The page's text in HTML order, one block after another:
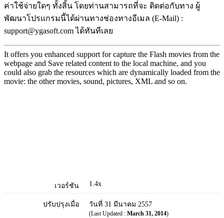
ค่าใช้จ่ายใดๆ ทั้งสิ้น โดยท่านสามารถที่จะ ติดต่อกับทาง ผู้
พัฒนาโปรแกรมนี้ได้ผ่านทางช่องทางอีเมล (E-Mail) :
support@ygasoft.com ได้ทันทีเลย
It offers you enhanced support for capture the Flash movies from the
webpage and Save related content to the local machine, and you
could also grab the resources which are dynamically loaded from the
movie: the other movies, sound, pictures, XML and so on.
เวอร์ชัน 1.4x
ปรับปรุงเมื่อ วันที่ 31 มีนาคม 2557
(Last Updated : March 31, 2014)